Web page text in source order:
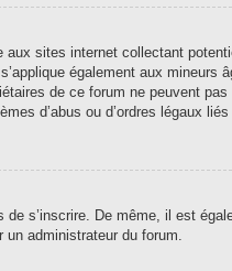
sites internet collectant
également aux
de ce forum ne peuvent
d’abus ou d’ordres légaux
s’inscrire. De même, il est
administrateur du forum.